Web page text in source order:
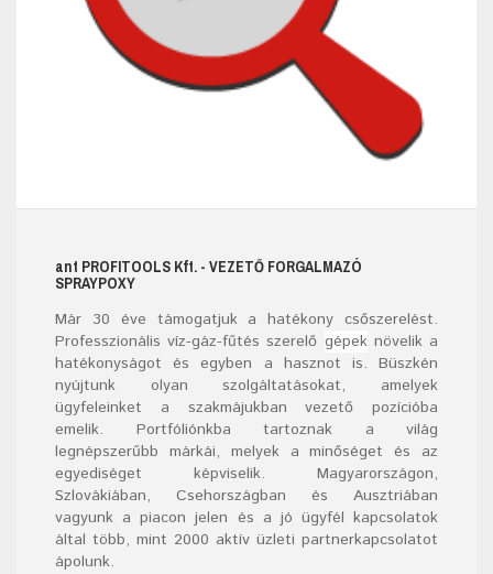
ant PROFITOOLS Kft. - VEZETŐ FORGALMAZÓ
SPRAYPOXY
Már 30 éve támogatjuk a hatékony csőszerelést.
Professzionális víz-gáz-fűtés szerelő gépeknövelik a
hatékonyságot és egyben a hasznot is. Büszkén
nyújtunk olyan szolgáltatásokat, amelyek
ügyfeleinket a szakmájukban vezető pozícióba
emelik. Portfóliónkba tartoznak a világ
legnépszerűbb márkái, melyek a minőséget és az
egyediséget képviselik. Magyarországon,
Szlovákiában, Csehországban és Ausztriában
vagyunk a piacon jelen és a jó ügyfél kapcsolatok
által több, mint 2000 aktív üzleti partnerkapcsolatot
ápolunk.